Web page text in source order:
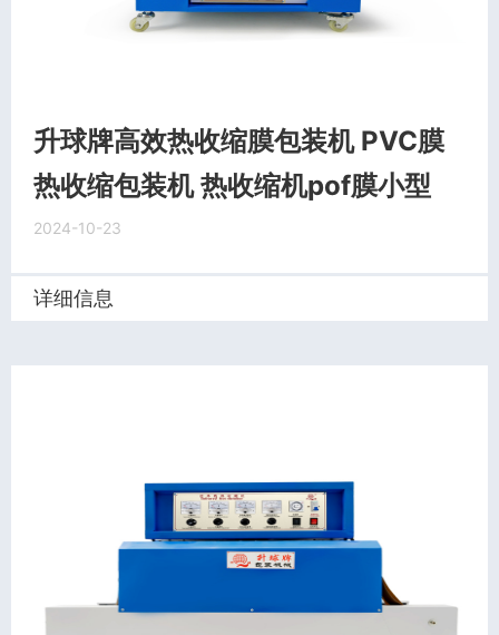
升球牌高效热收缩膜包装机 PVC膜
热收缩包装机 热收缩机pof膜小型
2024-10-23
详细信息